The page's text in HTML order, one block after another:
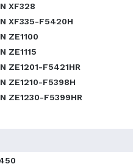
XF328
XF335-F5420H
ZE1100
ZE1115
ZE1201-F5421HR
ZE1210-F5398H
ZE1230-F5399HR